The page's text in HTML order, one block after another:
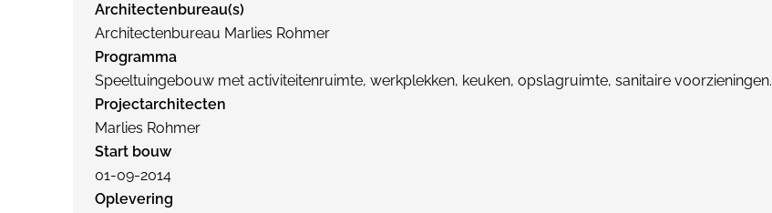
Architectenbureau(s)
Architectenbureau Marlies Rohmer
Programma
Speeltuingebouw met activiteitenruimte, werkplekken, keuken, opslagruimte, sanitaire voorzieningen.
Projectarchitecten
Marlies Rohmer
Start bouw
01-09-2014
Oplevering